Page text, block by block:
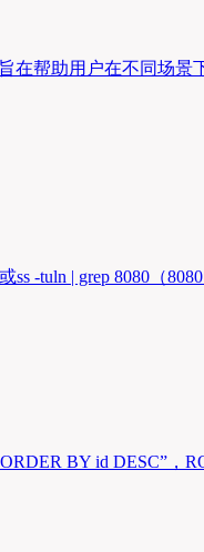
在帮助用户在不同场景
-tuln | grep 8080（
BY id DESC”，